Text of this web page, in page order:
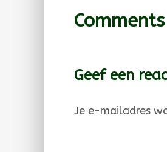
Comments
Geef een
Je e-mailadres